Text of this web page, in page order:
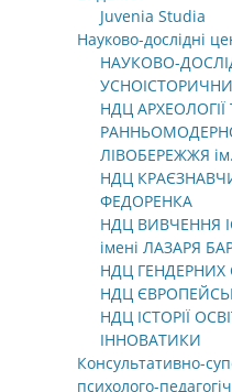
Juvenia Studia
Науково-дослідні
НАУКОВО-
НДЦ
ЛІВОБЕРЕЖЖЯ
НДЦ
ФЕДОРЕНКА
НДЦ ВИВЧЕННЯ
імені ЛАЗАРЯ
НДЦ ГЕНДЕРНИХ
НДЦ
НДЦ ІСТОРІЇ
ІННОВАТИКИ
Консультативно-
психолого-